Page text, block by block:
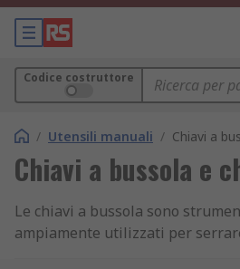
Codice costruttore
/ Utensili manuali / Chiavi a
Chiavi a bussola e
Le chiavi a bussola sono
ampiamente utilizzati per